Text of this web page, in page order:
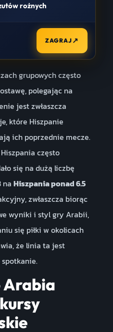
rożnych
ZAGRAJ ↗
grupowych często
polegając na
jest zwłaszcza
które Hiszpanie
ich poprzednie mecze.
często
się na dużą liczbę
na Hiszpania ponad 6.5
zwłaszcza biorąc
wyniki i styl gry Arabii,
się piłki w okolicach
że linia ta jest
Arabia